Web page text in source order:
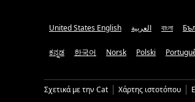
United States English العربية বাংলা
ಕನ್ನಡ 한국어 Norsk Polski
Σχετικά με την Cat Χάρτης ιστοτόπου